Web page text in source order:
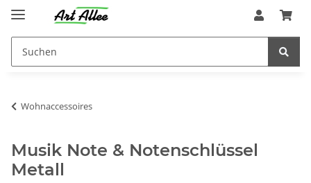
Wohnaccessoires
Musik Note & Notenschlüssel
Metall